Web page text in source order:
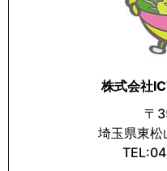
株式会社
〒
埼玉県東